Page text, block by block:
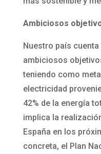
Ambiciosos
Nuestro país
ambiciosos
teniendo como
electricidad
42% de la energía
implica la
España en los
concreta, el Plan